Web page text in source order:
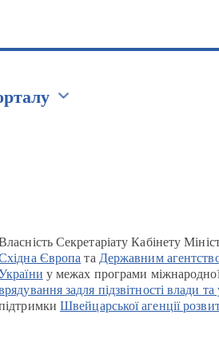
Секретаріату Кабінету
Європа та Державним
у межах програми
задля підзвітності влади
Швейцарської агенції